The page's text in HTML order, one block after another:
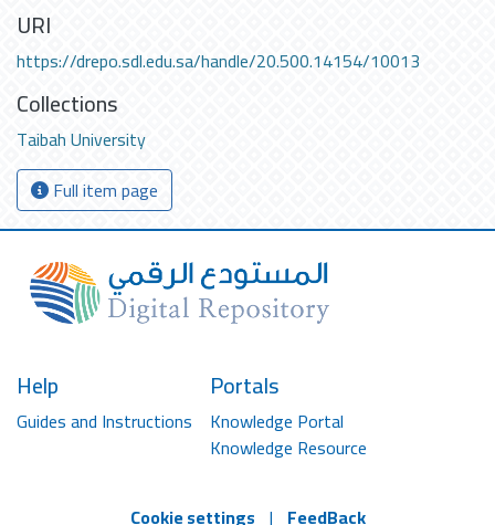
URI
https://drepo.sdl.edu.sa/handle/20.500.14154/10013
Collections
Taibah University
Full item page
Help
Guides and Instructions
Portals
Knowledge Portal
Knowledge Resource
Cookie settings | FeedBack